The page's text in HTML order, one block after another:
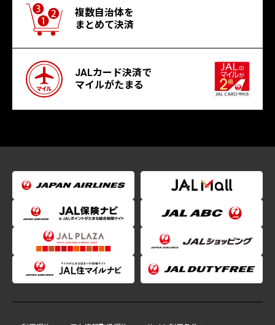
複数自治体を
まとめて決済
JALカード決済で
マイルがたまる